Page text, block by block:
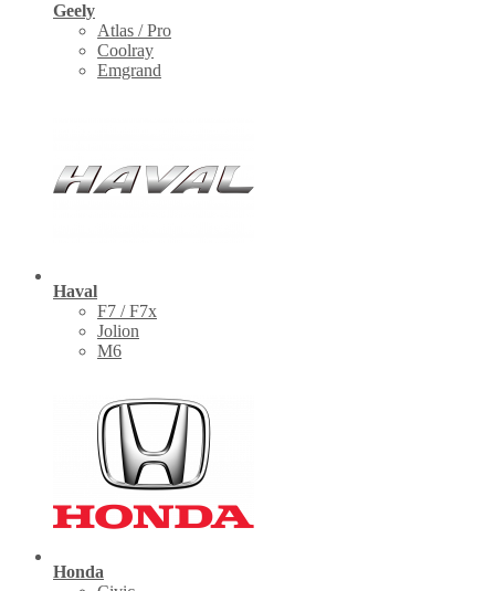
Geely
Atlas / Pro
Coolray
Emgrand
Haval
F7 / F7x
Jolion
M6
Honda